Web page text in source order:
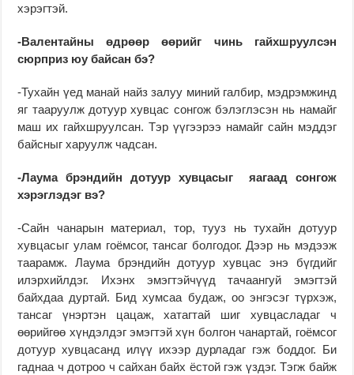
хэрэгтэй.
-Валентайны өдрөөр өөрийг чинь гайхшруулсэн
сюрприз юу байсан бэ?
-Тухайн үед манай найз залуу миний галбир, мэдрэмжинд
яг тааруулж дотуур хувцас сонгож бэлэглэсэн нь намайг
маш их гайхшруулсан. Тэр үүгээрээ намайг сайн мэддэг
байсныг харуулж чадсан.
-Лаума брэндийн дотуур хувцасыг яагаад сонгож
хэрэглэдэг вэ?
-Сайн чанарын материал, тор, тууз нь тухайн дотуур
хувцасыг улам гоёмсог, тансаг болгодог. Дээр нь мэдээж
таарамж. Лаума брэндийн дотуур хувцас энэ бүгдийг
илэрхийлдэг. Ихэнх эмэгтэйчүүд тачаангуй эмэгтэй
байхдаа дуртай. Бид хумсаа будаж, оо энгэсэг түрхэж,
тансаг үнэртэн цацаж, хатагтай шиг хувцасладаг ч
өөрийгөө хүндэлдэг эмэгтэй хүн болгон чанартай, гоёмсог
дотуур хувцасанд илүү ихээр дурладаг гэж боддог. Би
гаднаа ч дотроо ч сайхан байх ёстой гэж үздэг. Тэгж байж